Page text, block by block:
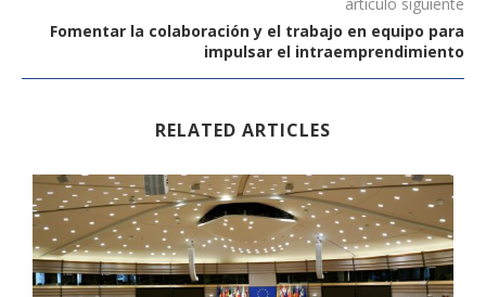
Fomentar la colaboración y el trabajo en equipo para
impulsar el intraemprendimiento
RELATED ARTICLES